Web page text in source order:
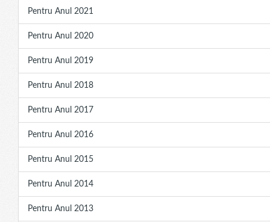
Pentru Anul 2021
Pentru Anul 2020
Pentru Anul 2019
Pentru Anul 2018
Pentru Anul 2017
Pentru Anul 2016
Pentru Anul 2015
Pentru Anul 2014
Pentru Anul 2013